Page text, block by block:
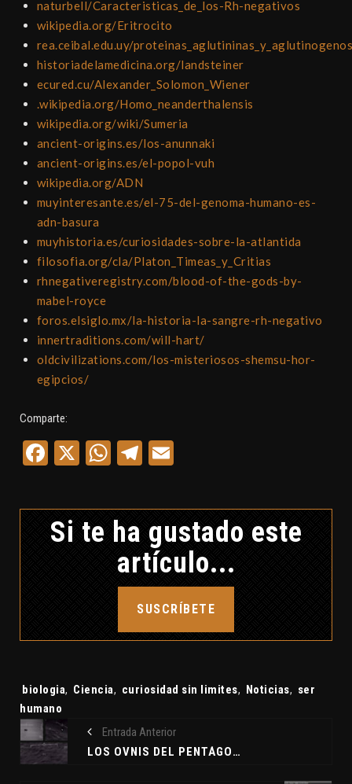
naturbell/Caracteristicas_de_los-Rh-negativos
wikipedia.org/Eritrocito
rea.ceibal.edu.uy/
historiadelamedicina.org/landsteiner
ecured.cu/Alexander_Solomon_Wiener
.wikipedia.org/Homo_neanderthalensis
wikipedia.org/wiki/Sumeria
ancient-origins.es/los-anunnaki
ancient-origins.es/el-popol-vuh
wikipedia.org/ADN
muyinteresante.es/el-75-del-genoma-humano-es-
adn-basura
muyhistoria.es/curiosidades-sobre-la-atlantida
filosofia.org/cla/Platon_Timeas_y_Critias
rhnegativeregistry.com/blood-of-the-gods-by-
mabel-royce
foros.elsiglo.mx/la-historia-la-sangre-rh-negativo
innertraditions.com/will-hart/
oldcivilizations.com/los-misteriosos-shemsu-hor-
egipcios/
Comparte:
Facebook
X WhatsApp
Telegram
Si te ha gustado este
artículo...
SUSCRÍBETE
Etiquetas:
biologia, Ciencia, curiosidad sin limites, Noticias, ser
humano
Entrada Anterior
LOS OVNIS DEL PENTÁGONO